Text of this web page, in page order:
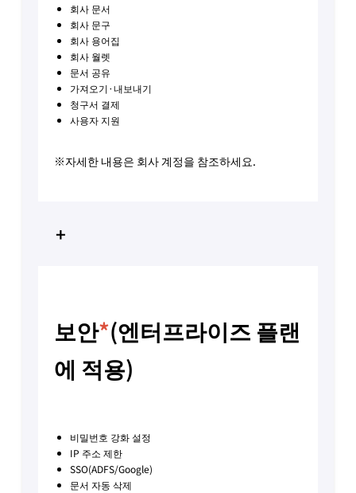
회사 문서
회사 문구
회사 용어집
회사 월렛
문서 공유
가져오기·내보내기
청구서 결제
사용자 지원
※자세한 내용은 회사 계정을 참조하세요.
+
보안*(엔터프라이즈 플랜
에 적용)
비밀번호 강화 설정
IP 주소 제한
SSO(ADFS/Google)
문서 자동 삭제